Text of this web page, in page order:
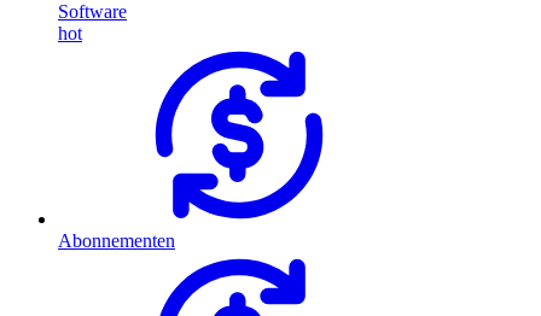
Software
hot
Abonnementen